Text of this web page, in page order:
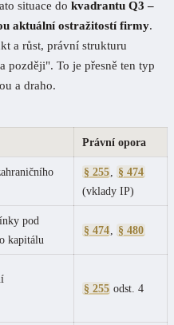
situace do kvadrantu Q3 –
aktuální ostražitostí firmy.
a růst, právní strukturu
později". To je přesně ten typ
a draho.
Právní opora
§ 255
§ 474
(vklady IP)
pod
kapitálu
§ 474 § 480
§ 255 odst. 4